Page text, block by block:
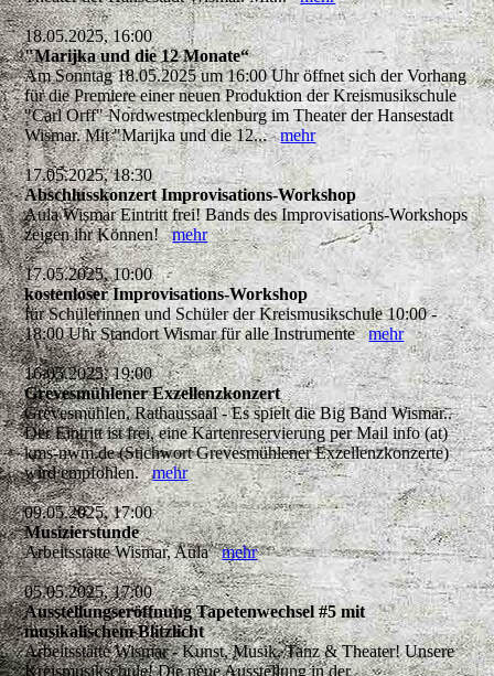
18.05.2025, 16:00
"Marijka und die 12 Monate“
Am Sonntag 18.05.2025 um 16:00 Uhr öffnet sich der Vorhang
für die Premiere einer neuen Produktion der Kreismusikschule
"Carl Orff" Nordwestmecklenburg im Theater der Hansestadt
Wismar. Mit "Marijka und die 12...mehr
17.05.2025, 18:30
Abschlusskonzert Improvisations-Workshop
Aula Wismar Eintritt frei! Bands des Improvisations-Workshops
zeigen ihr Können!mehr
17.05.2025, 10:00
kostenloser Improvisations-Workshop
für Schülerinnen und Schüler der Kreismusikschule 10:00 -
18:00 Uhr Standort Wismar für alle Instrumentemehr
16.05.2025, 19:00
Grevesmühlener Exzellenzkonzert
Grevesmühlen, Rathaussaal - Es spielt die Big Band Wismar..
Der Eintritt ist frei, eine Kartenreservierung per Mail info (at)
kms-nwm.de (Stichwort Grevesmühlener Exzellenzkonzerte)
wird empfohlen.mehr
09.05.2025, 17:00
Musizierstunde
Arbeitsstätte Wismar, Aulamehr
05.05.2025, 17:00
Ausstellungseröffnung Tapetenwechsel #5 mit
musikalischem Blitzlicht
Arbeitsstätte Wismar - Kunst, Musik, Tanz & Theater! Unsere
Kreismusikschule! Die neue Ausstellung in der